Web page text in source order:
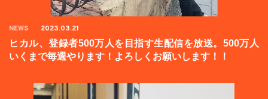
NEWS 2023.03.21
ヒカル、登録者500万人を目指す生配信を放送。500万人
いくまで毎週やります！よろしくお願いします！！